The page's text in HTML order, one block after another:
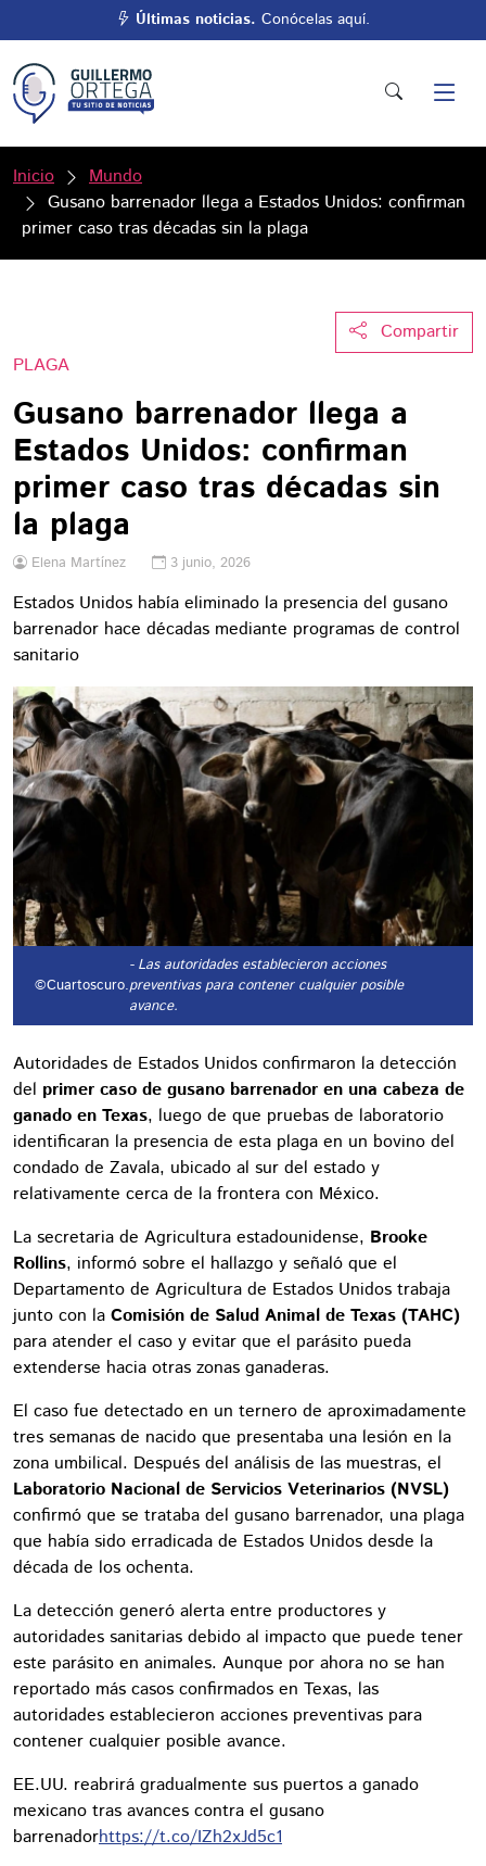
Últimas noticias. Conócelas aquí.
Inicio
Mundo
Gusano barrenador llega a Estados Unidos: confirman
primer caso tras décadas sin la plaga
Compartir
PLAGA
Gusano barrenador llega a
Estados Unidos: confirman
primer caso tras décadas sin
la plaga
Elena Martínez 3 junio, 2026
Estados Unidos había eliminado la presencia del gusano
barrenador hace décadas mediante programas de control
sanitario
©Cuartoscuro.
- Las autoridades establecieron acciones
preventivas para contener cualquier posible
avance.
Autoridades de Estados Unidos confirmaron la detección
del primer caso de gusano barrenador en una cabeza de
ganado en Texas, luego de que pruebas de laboratorio
identificaran la presencia de esta plaga en un bovino del
condado de Zavala, ubicado al sur del estado y
relativamente cerca de la frontera con México.
La secretaria de Agricultura estadounidense, Brooke
Rollins, informó sobre el hallazgo y señaló que el
Departamento de Agricultura de Estados Unidos trabaja
junto con la Comisión de Salud Animal de Texas (TAHC)
para atender el caso y evitar que el parásito pueda
extenderse hacia otras zonas ganaderas.
El caso fue detectado en un ternero de aproximadamente
tres semanas de nacido que presentaba una lesión en la
zona umbilical. Después del análisis de las muestras, el
Laboratorio Nacional de Servicios Veterinarios (NVSL)
confirmó que se trataba del gusano barrenador, una plaga
que había sido erradicada de Estados Unidos desde la
década de los ochenta.
La detección generó alerta entre productores y
autoridades sanitarias debido al impacto que puede tener
este parásito en animales. Aunque por ahora no se han
reportado más casos confirmados en Texas, las
autoridades establecieron acciones preventivas para
contener cualquier posible avance.
EE.UU. reabrirá gradualmente sus puertos a ganado
mexicano tras avances contra el gusano
barrenadorhttps://t.co/IZh2xJd5c1